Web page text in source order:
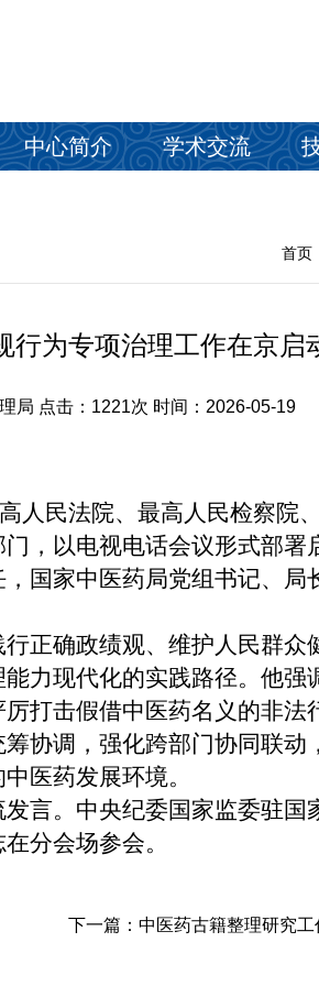
中心简介 学术交流
首页
行为专项治理工作在京启
局 点击：1221次 时间：2026-05-19
人民法院、最高人民检察院
，以电视电话会议形式部
国家中医药局党组书记、
确政绩观、维护人民群众
力现代化的实践路径。他
打击假借中医药名义的非
协调，强化跨部门协同联动
医药发展环境。
。中央纪委国家监委驻国
分会场参会。
下一篇： 中医药古籍整理研究工作推